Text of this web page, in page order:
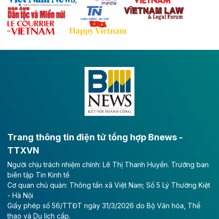
Theo baodautu.vn
Đề xuất đầu tư 11.500 tỷ đồng xây dựng cao
tốc CT.11 qua Ninh Bình
Đông A dài khoảng 25,1 km được kỳ vọng sẽ tạo động
lực phát triển kinh tế - xã hội khu vực phía Nam đồng
Long Thành
Tổng công ty Cảng hàng không Việt Nam - CTCP
(ACV) vừa lập kỷ lục mới về lợi nhuận trong quý
II/2026.
Theo baodautu.vn
Vinaconex lập đỉnh doanh thu
Trang thông tin điện tử tổng hợp Bnews -
TTXVN
Người chịu trách nhiệm chính: Lê Thị Thanh Huyền. Trưởng ban
biên tập Tin Kinh tế
Cơ quan chủ quản: Thông tấn xã Việt Nam; Số 5 Lý Thường Kiệt
- Hà Nội
Giấy phép số 56/TTĐT ngày 31/3/2026 do Bộ Văn hóa, Thể
thao và Du lịch cấp.